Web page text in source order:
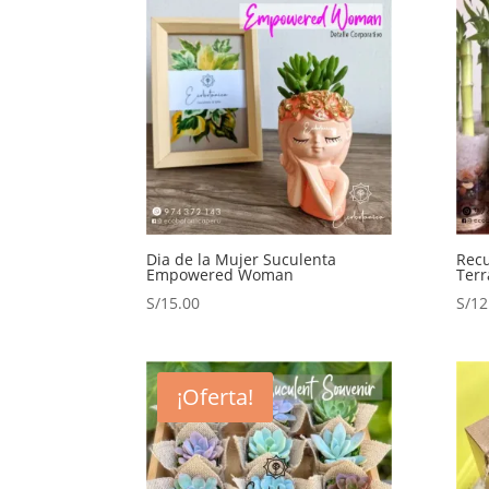
Dia de la Mujer Suculenta
Empowered Woman
S/15.00
S/
¡Oferta!